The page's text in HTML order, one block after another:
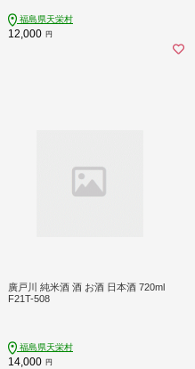
福島県天栄村
12,000 円
廣戸川 純米酒 酒 お酒 日本酒 720ml
F21T-508
福島県天栄村
14,000 円